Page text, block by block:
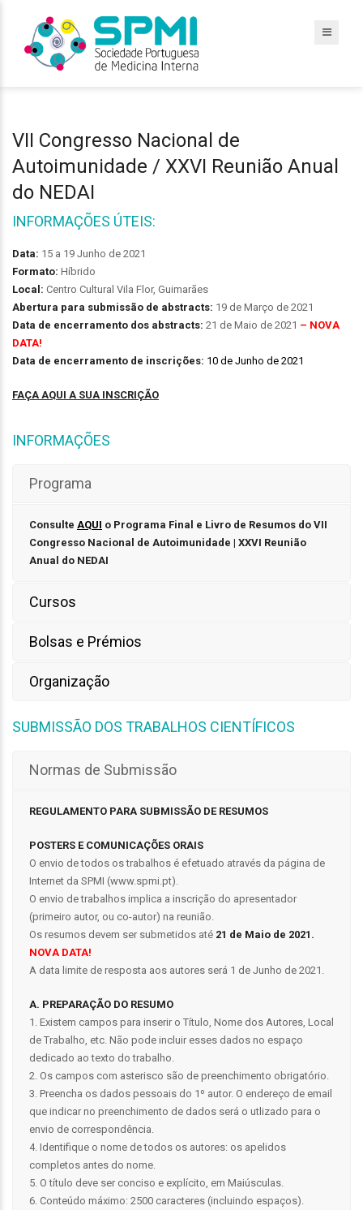
VII Congresso Nacional de
Autoimunidade / XXVI Reunião Anual
do NEDAI
INFORMAÇÕES ÚTEIS:
Data: 15 a 19 Junho de 2021
Formato: Híbrido
Local: Centro Cultural Vila Flor, Guimarães
Abertura para submissão de abstracts: 19 de Março de 2021
Data de encerramento dos abstracts: 21 de Maio de 2021 – NOVA
DATA!
Data de encerramento de inscrições: 10 de Junho de 2021
FAÇA AQUI A SUA INSCRIÇÃO
INFORMAÇÕES
Programa
Consulte AQUI o Programa Final e Livro de Resumos do VII
Congresso Nacional de Autoimunidade | XXVI Reunião
Anual do NEDAI
Cursos
Bolsas e Prémios
Organização
SUBMISSÃO DOS TRABALHOS CIENTÍFICOS
Normas de Submissão
REGULAMENTO PARA SUBMISSÃO DE RESUMOS
POSTERS E COMUNICAÇÕES ORAIS
O envio de todos os trabalhos é efetuado através da página de
Internet da SPMI (www.spmi.pt).
O envio de trabalhos implica a inscrição do apresentador
(primeiro autor, ou co-autor) na reunião.
Os resumos devem ser submetidos até 21 de Maio de 2021.
NOVA DATA!
A data limite de resposta aos autores será 1 de Junho de 2021.
A. PREPARAÇÃO DO RESUMO
1. Existem campos para inserir o Título, Nome dos Autores, Local
de Trabalho, etc. Não pode incluir esses dados no espaço
dedicado ao texto do trabalho.
2. Os campos com asterisco são de preenchimento obrigatório.
3. Preencha os dados pessoais do 1º autor. O endereço de email
que indicar no preenchimento de dados será o utlizado para o
envio de correspondência.
4. Identifique o nome de todos os autores: os apelidos
completos antes do nome.
5. O título deve ser conciso e explícito, em Maiúsculas.
6. Conteúdo máximo: 2500 caracteres (incluindo espaços).